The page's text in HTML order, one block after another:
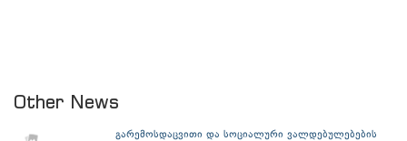
Other News
გარემოსდაცვითი და სოციალური ვალდებულებების